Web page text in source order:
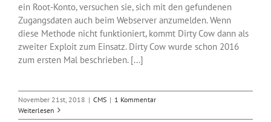
ein Root-Konto, versuchen sie, sich mit den gefundenen
Zugangsdaten auch beim Webserver anzumelden. Wenn
diese Methode nicht funktioniert, kommt Dirty Cow dann als
zweiter Exploit zum Einsatz. Dirty Cow wurde schon 2016
zum ersten Mal beschrieben. [...]
November 21st, 2018 | CMS | 1 Kommentar
Weiterlesen